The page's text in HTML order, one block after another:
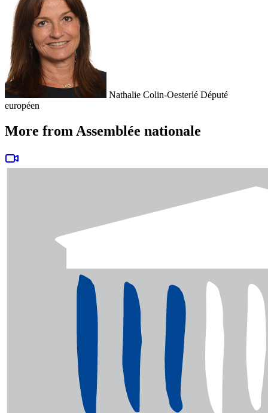
Nathalie Colin-Oesterlé Député
européen
More from Assemblée nationale